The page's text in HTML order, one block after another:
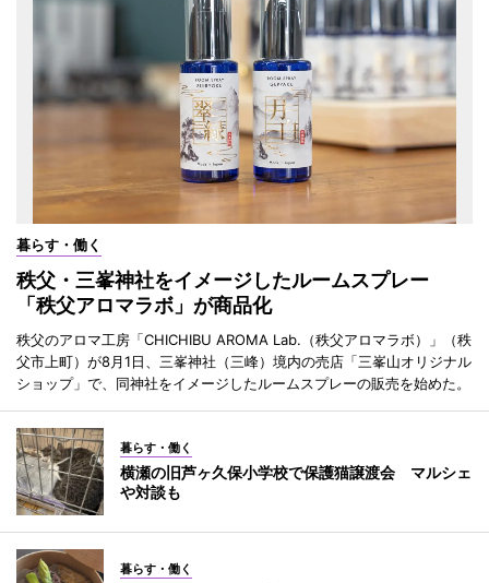
暮らす・働く
秩父・三峯神社をイメージしたルームスプレー
「秩父アロマラボ」が商品化
秩父のアロマ工房「CHICHIBU AROMA Lab.（秩父アロマラボ）」（秩
父市上町）が8月1日、三峯神社（三峰）境内の売店「三峯山オリジナル
ショップ」で、同神社をイメージしたルームスプレーの販売を始めた。
暮らす・働く
横瀬の旧芦ヶ久保小学校で保護猫譲渡会 マルシェ
や対談も
暮らす・働く